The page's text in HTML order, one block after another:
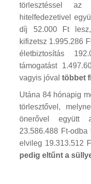
törlesztéssel
hitelfedezetivel
díj 52.000 Ft
kifizetsz 1.995.286
életbiztosítás
támogatást
vagyis jóval többet
Utána 84 hónapig
törlesztővel,
önerővel együtt
23.586.488 Ft-
elvileg 19.313.512
pedig eltűnt a